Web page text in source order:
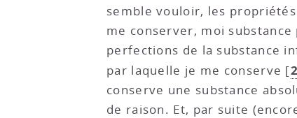
semble vouloir, les
me conserver, moi
perfections de la substance
par laquelle je me conserve [
conserve une substance
de raison. Et, par suite